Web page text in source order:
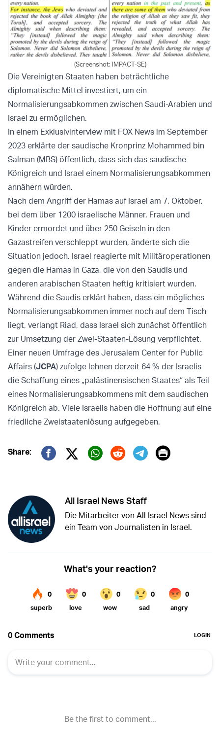
(Screenshot: IMPACT-SE)
Die Vereinigten Staaten haben beträchtliche
diplomatische Mittel investiert, um ein
Normalisierungsabkommen zwischen Saudi-Arabien und
Israel zu ermöglichen.
In einem Exklusivinterview mit FOX News im September
2023 erklärte der saudische Kronprinz Mohammed bin
Salman (MBS) öffentlich, dass sich das saudische
Königreich und Israel einem Normalisierungsabkommen
annähern würden.
Nach dem Angriff der Hamas auf Israel am 7. Oktober,
bei dem über 1200 israelische Männer, Frauen und
Kinder ermordet und über 250 Geiseln in den
Gazastreifen verschleppt wurden, änderte sich die
Situation jedoch. Israel reagierte mit Militäroperationen
gegen die Hamas in Gaza, die von den Saudis und
anderen arabischen Staaten heftig kritisiert wurden.
Während die Saudis erklärt haben, dass ein mögliches
Normalisierungsabkommen immer noch auf dem Tisch
liegt, verlangt Riad, dass Israel sich zunächst öffentlich
zur Umsetzung der Zwei-Staaten-Lösung verpflichtet.
Einer neuen Umfrage des Jerusalem Center for Public
Affairs (JCPA) zufolge lehnen derzeit 64 % der Israelis
die Schaffung eines „palästinensischen Staates“ als Teil
eines Normalisierungsabkommens mit dem saudischen
Königreich ab. Viele Israelis haben die Hoffnung auf eine
friedliche Zweistaatenlösung aufgegeben.
Share:
Twitter (X)
Print
All Israel News Staff
Die Mitarbeiter von All Israel News sind
ein Team von Journalisten in Israel.